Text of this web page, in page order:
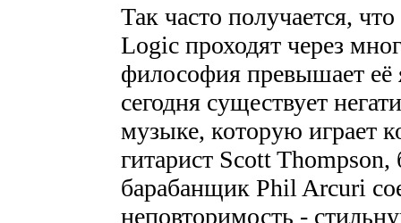
Так часто получается,
Logic проходят через
философия превышает её
сегодня существует
музыке, которую играет
гитарист Scott
барабанщик Phil Arcuri
неповторимость -